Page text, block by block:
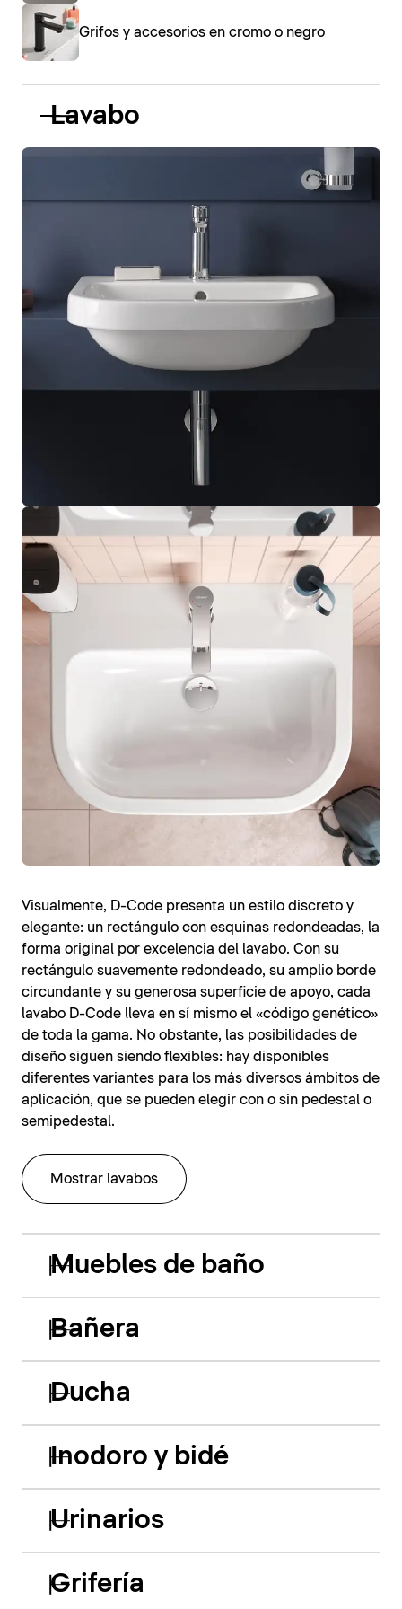
Grifos y accesorios en cromo o negro
Lavabo
Visualmente, D-Code presenta un estilo discreto y
elegante: un rectángulo con esquinas redondeadas, la
forma original por excelencia del lavabo. Con su
rectángulo suavemente redondeado, su amplio borde
circundante y su generosa superficie de apoyo, cada
lavabo D-Code lleva en sí mismo el «código genético»
de toda la gama. No obstante, las posibilidades de
diseño siguen siendo flexibles: hay disponibles
diferentes variantes para los más diversos ámbitos de
aplicación, que se pueden elegir con o sin pedestal o
semipedestal.
Mostrar lavabos
Muebles de baño
Bañera
Ducha
Inodoro y bidé
Urinarios
Grifería